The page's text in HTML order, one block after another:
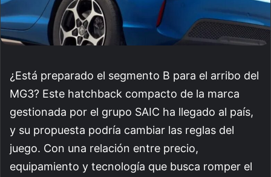
¿Está preparado el segmento B para el arribo del
MG3? Este hatchback compacto de la marca
gestionada por el grupo SAIC ha llegado al país,
y su propuesta podría cambiar las reglas del
juego. Con una relación entre precio,
equipamiento y tecnología que busca romper el